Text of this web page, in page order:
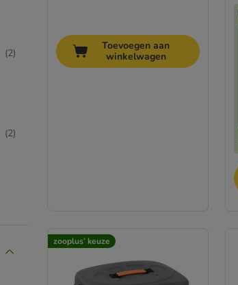
(2)
(2)
Toevoegen aan
winkelwagen
zooplus’ keuze